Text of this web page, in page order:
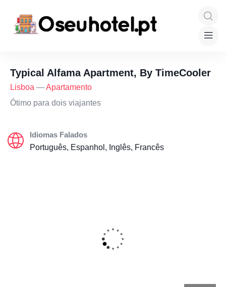
Typical Alfama Apartment, By TimeCooler
Lisboa —Apartamento
Ótimo para dois viajantes
Idiomas Falados
Português, Espanhol, Inglês, Francês